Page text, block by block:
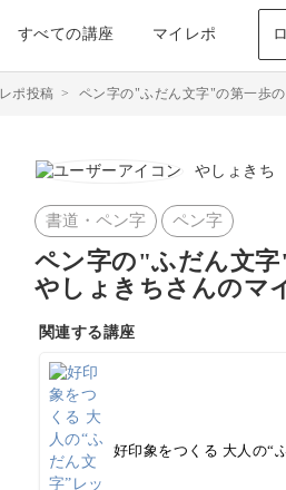
すべての講座 マイレポ
ポ投稿 > ペン字の"ふだん文字"の第一歩
やしょきち
書道・ペン字 ペン字
ペン字の"ふだん文
やしょきちさんのマ
関連する講座
好印象をつくる 大人の“